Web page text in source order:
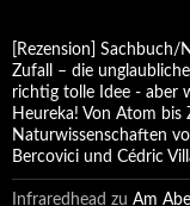
[Rezension]
Zufall – die
richtig tolle Idee - aber
Heureka! Von Atom bis
Naturwissenschaften
Bercovici und Cédric
Infraredhead zu Am